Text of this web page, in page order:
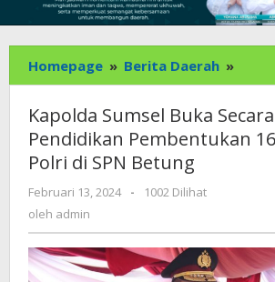
Homepage » Berita Daerah »
Resmi
Polri
di
Kapolda Sumsel Buka
Pendidikan Pembentukan
Polri di SPN Betung
Februari 13, 2024
oleh
-
1002 Dilihat
oleh admin